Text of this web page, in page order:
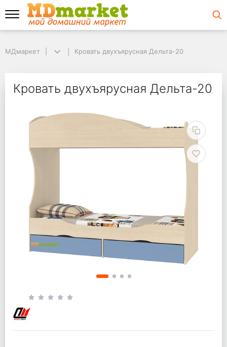
Кровать двухъярусная Дельта-20
МДмаркет Кровать двухъярусная Дельта-20
Кровать двухъярусная Дельта-20